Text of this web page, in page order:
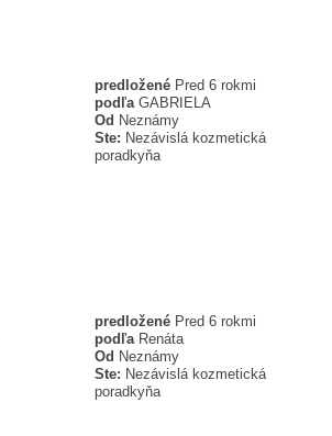
predložené Pred 6 rokmi
podľa GABRIELA
Od Neznámy
Ste: Nezávislá kozmetická
poradkyňa
predložené Pred 6 rokmi
podľa Renáta
Od Neznámy
Ste: Nezávislá kozmetická
poradkyňa